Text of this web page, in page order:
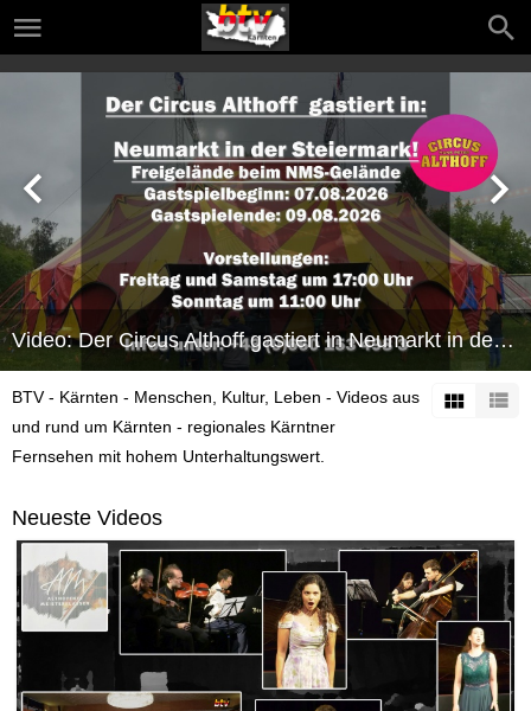
Video: Der Circus Althoff gastiert in Neumarkt in der Steiermark!
BTV - Kärnten - Menschen, Kultur, Leben - Videos aus
und rund um Kärnten - regionales Kärntner
Fernsehen mit hohem Unterhaltungswert.
Neueste Videos